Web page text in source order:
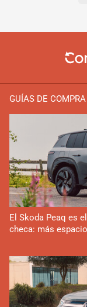
GUÍAS DE COMPRA
El Skoda Peaq es
checa: más